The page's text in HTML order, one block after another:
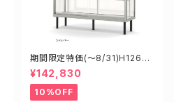
期間限定特価(～8/31)H12608
S W1200D600H1800mm 新
型業務用ガラスケース ショーケ
ース
¥142,830
10%OFF